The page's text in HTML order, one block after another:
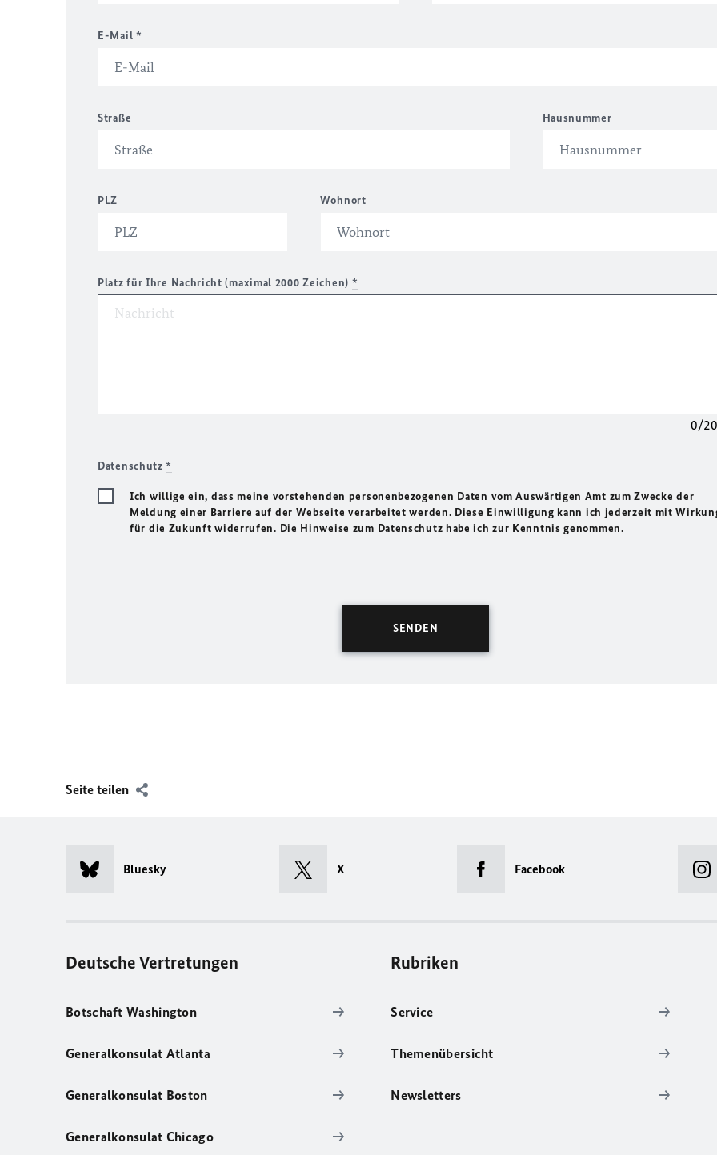
E-Mail *
Straße Hausnummer
PLZ Wohnort
Platz für Ihre Nachricht (maximal 2000 Zeichen) *
0/
Datenschutz*
Ich willige ein, dass meine vorstehenden personenbezogenen Daten vom Auswärtigen Amt zum Zwecke der
Meldung einer Barriere auf der Webseite verarbeitet werden. Diese Einwilligung kann ich jederzeit mit
für die Zukunft widerrufen. Die Hinweise zum Datenschutz habe ich zur Kenntnis genommen.
Seite teilen
Bluesky X Facebook
Deutsche Vertretungen
Botschaft Washington
Generalkonsulat Atlanta
Generalkonsulat Boston
Generalkonsulat Chicago
Rubriken
Service
Themenübersicht
Newsletters